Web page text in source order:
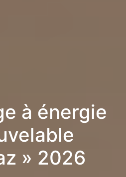
à énergie
» 2026